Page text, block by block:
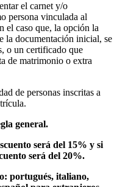
el carnet y/o
persona vinculada al
el caso que, la opción la
la documentación inicial, se
o un certificado que
de matrimonio o extra
de personas inscritas a
general.
será del 15% y si
será del 20%.
portugués, italiano,